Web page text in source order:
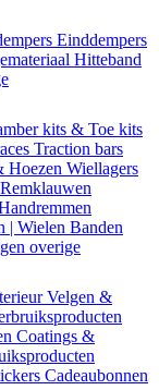
Einddempers
Hitteband
kits & Toe kits
Traction bars
Hoezen Wiellagers
Remklauwen
| Wielen Banden
overige
Velgen &
Coatings &
Cadeaubonnen